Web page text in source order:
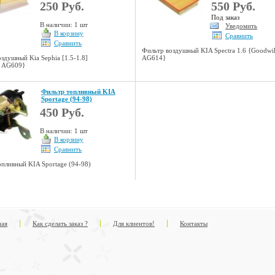
250 Руб.
В наличии: 1 шт
В корзину
Сравнить
Kia Sephia [1.5-1.8]
550 Руб.
Под заказ
Уведомить
Сравнить
Фильтр воздушный KIA Spectra 1.6
AG614}
Фильтр топливный KIA
Sportage (94-98)
450 Руб.
В наличии: 1 шт
В корзину
Сравнить
KIA Sportage (94-98)
Как сделать заказ ? Для клиентов! Контакты